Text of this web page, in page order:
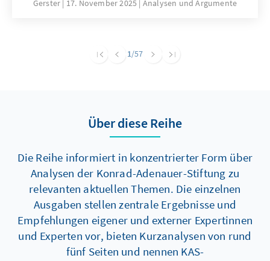
Zur Lösung des Problems bedarf es einer
Gerster
17. November 2025 Analysen und Argumente
1/57
Über diese Reihe
Die Reihe informiert in konzentrierter Form über
Analysen der Konrad-Adenauer-Stiftung zu
relevanten aktuellen Themen. Die einzelnen
Ausgaben stellen zentrale Ergebnisse und
Empfehlungen eigener und externer Expertinnen
und Experten vor, bieten Kurzanalysen von rund
fünf Seiten und nennen KAS-